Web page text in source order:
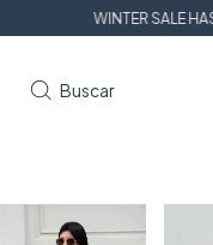
SALE HASTA 40% OFF + 15%
Buscar